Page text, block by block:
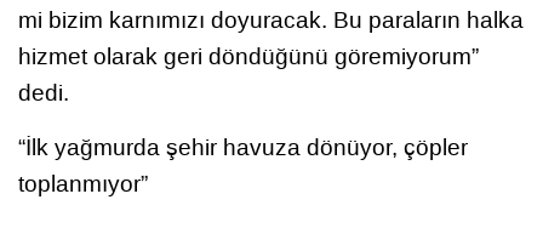
mi bizim karnımızı doyuracak. Bu paraların halka
hizmet olarak geri döndüğünü göremiyorum”
dedi.
“İlk yağmurda şehir havuza dönüyor, çöpler
toplanmıyor”